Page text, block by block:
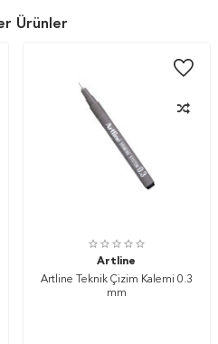
Ürünler
Artline
Artline Teknik Çizim Kalemi 0.3
mm